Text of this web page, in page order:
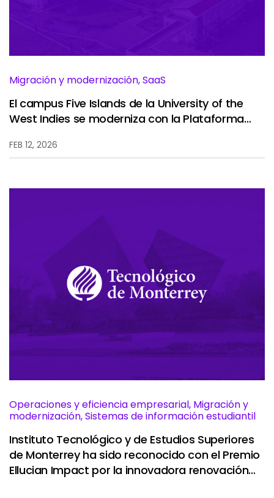
Compañía
Centro de información para clientes
Migración y modernización, SaaS
El campus Five Islands de la University of the
West Indies se moderniza con la Plataforma
experiencia estudiantil.
FEB 12, 2026
Operaciones y eficiencia empresarial, Migración y
modernización, Sistemas de información estudiantil
Instituto Tecnológico y de Estudios Superiores
de Monterrey ha sido reconocido con el Premio
Ellucian Impact por la innovadora renovación